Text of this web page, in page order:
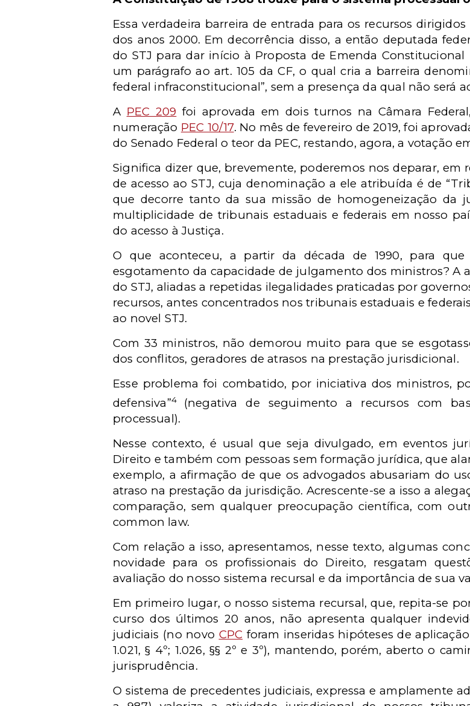
Essa verdadeira barreira de entrada para os recursos
dos anos 2000. Em decorrência disso, a então deputada
do STJ para dar início à Proposta de Emenda Constitucional
um parágrafo ao art. 105 da CF, o qual cria a barreira
federal infraconstitucional”, sem a presença da qual não será
A PEC 209 foi aprovada em dois turnos na Câmara
numeração PEC 10/17. No mês de fevereiro de 2019, foi
do Senado Federal o teor da PEC, restando, agora, a votação
Significa dizer que, brevemente, poderemos nos deparar,
de acesso ao STJ, cuja denominação a ele atribuída é de
que decorre tanto da sua missão de homogeneização da
multiplicidade de tribunais estaduais e federais em nosso
do acesso à Justiça.
O que aconteceu, a partir da década de 1990, para
esgotamento da capacidade de julgamento dos ministros? A
do STJ, aliadas a repetidas ilegalidades praticadas por
recursos, antes concentrados nos tribunais estaduais e
ao novel STJ.
Com 33 ministros, não demorou muito para que se
dos conflitos, geradores de atrasos na prestação jurisdicional.
Esse problema foi combatido, por iniciativa dos ministros,
defensiva”4 (negativa de seguimento a recursos com
processual).
Nesse contexto, é usual que seja divulgado, em eventos
Direito e também com pessoas sem formação jurídica, que
exemplo, a afirmação de que os advogados abusariam do
atraso na prestação da jurisdição. Acrescente-se a isso a
comparação, sem qualquer preocupação científica, com
common law.
Com relação a isso, apresentamos, nesse texto, algumas
novidade para os profissionais do Direito, resgatam
avaliação do nosso sistema recursal e da importância de sua
Em primeiro lugar, o nosso sistema recursal, que, repita-se
curso dos últimos 20 anos, não apresenta qualquer
judiciais (no novo CPC foram inseridas hipóteses de
1.021, § 4º; 1.026, §§ 2º e 3º), mantendo, porém, aberto o
jurisprudência.
O sistema de precedentes judiciais, expressa e amplamente